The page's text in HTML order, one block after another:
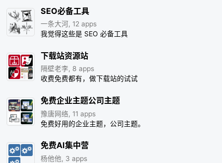
SEO必备工具
一条大河, 12 apps
我觉得这些是 SEO 必备工具
下载站资源站
隔壁老李, 8 apps
收费免费都有，做下载站的试试
免费企业主题公司主题
豫唐网络, 11 apps
免费好用的企业主题，公司主题。
免费AI集中营
杨他他, 3 apps